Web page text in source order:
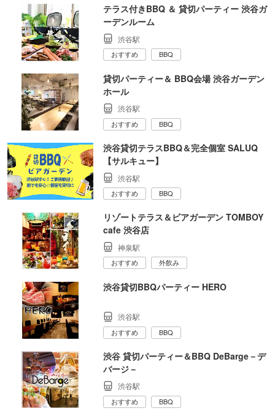
テラス付きBBQ ＆ 貸切パーティー 渋谷ガ
ーデンルーム
渋谷駅
おすすめ BBQ
貸切パーティー＆ BBQ会場 渋谷ガーデン
ホール
渋谷駅
おすすめ BBQ
渋谷貸切テラスBBQ＆完全個室 SALUQ
【サルキュー】
渋谷駅
おすすめ BBQ
リゾートテラス＆ビアガーデン TOMBOY
cafe 渋谷店
神泉駅
おすすめ 外飲み
渋谷貸切BBQパーティー HERO
渋谷駅
おすすめ BBQ
渋谷 貸切パーティー＆BBQ DeBarge－デ
バージ－
渋谷駅
おすすめ BBQ